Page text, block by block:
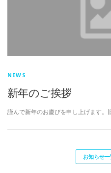
NEWS
新年のご挨拶
謹んで新年のお慶びを申し上げます
お知らせ